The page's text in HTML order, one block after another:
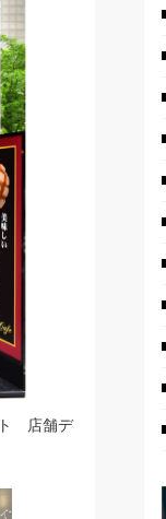
ト 店舗デ